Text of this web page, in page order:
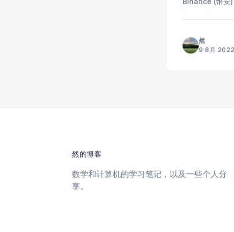
然
9 8月 2022
然的博客
数学和计算机的学习笔记，以及一些个人分
享。